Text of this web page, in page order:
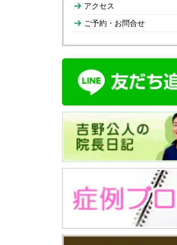
アクセス
ご予約・お問合せ